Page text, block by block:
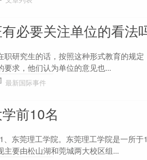
必要关注单位的看法
研究生的话，按照这种形式教育的规
求，他们认为单位的意见也...
最新国际事件
前10名
东莞理工学院。东莞理工学院是一所
要由松山湖和莞城两大校区组...